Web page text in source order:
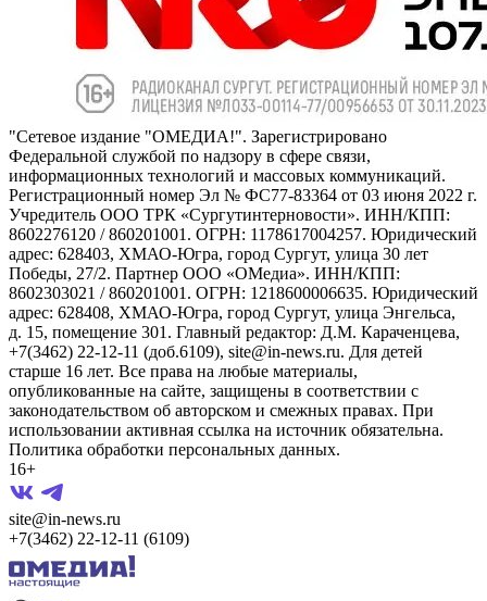
"Сетевое издание "ОМЕДИА!". Зарегистрировано
Федеральной службой по надзору в сфере связи,
информационных технологий и массовых коммуникаций.
Регистрационный номер Эл № ФС77-83364 от 03 июня 2022 г.
Учредитель ООО ТРК «Сургутинтерновости». ИНН/КПП:
8602276120 / 860201001. ОГРН: 1178617004257. Юридический
адрес: 628403, ХМАО-Югра, город Сургут, улица 30 лет
Победы, 27/2. Партнер ООО «ОМедиа». ИНН/КПП:
8602303021 / 860201001. ОГРН: 1218600006635. Юридический
адрес: 628408, ХМАО-Югра, город Сургут, улица Энгельса,
д. 15, помещение 301. Главный редактор: Д.М. Караченцева,
+7(3462) 22-12-11 (доб.6109), site@in-news.ru. Для детей
старше 16 лет. Все права на любые материалы,
опубликованные на сайте, защищены в соответствии с
законодательством об авторском и смежных правах. При
использовании активная ссылка на источник обязательна.
Политика обработки персональных данных.
16+
site@in-news.ru
+7(3462) 22-12-11 (6109)